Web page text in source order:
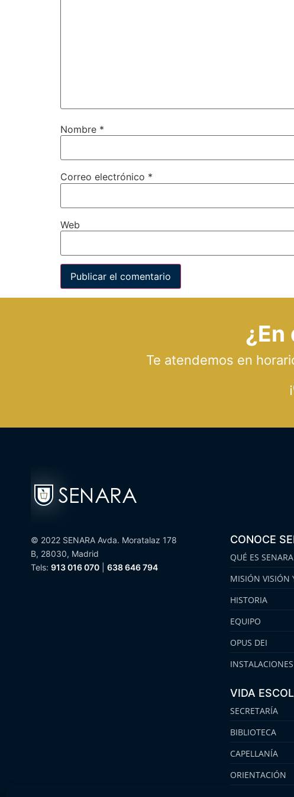
Nombre *
Correo electrónico *
Web
Te atendemos en
© 2022 SENARA Avda. Moratalaz 178
B, 28030, Madrid
Tels: 913 016 070 638 646 794
CONOCE
QUÉ ES SENARA
MISIÓN VISIÓN
HISTORIA
EQUIPO
OPUS DEI
INSTALACIONES
VIDA
SECRETARÍA
BIBLIOTECA
CAPELLANÍA
ORIENTACIÓN